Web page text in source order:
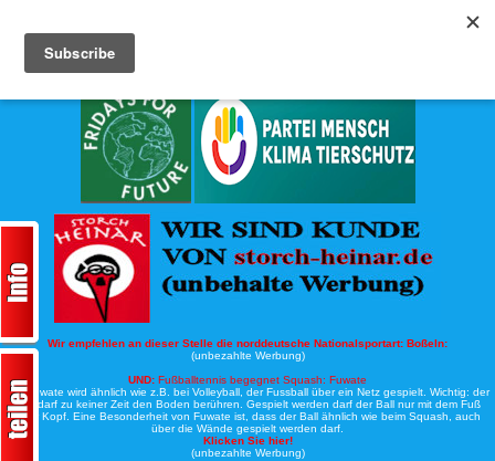
Wir empfehlen an dieser Stelle die norddeutsche Nationalsportart: Boßeln:
(unbezahlte Werbung)
UND: Fußballtennis begegnet Squash: Fuwate
Bei Fuwate wird ähnlich wie z.B. bei Volleyball, der Fussball über ein Netz gespielt. Wichtig: der
Ball darf zu keiner Zeit den Boden berühren. Gespielt werden darf der Ball nur mit dem Fuß
oder Kopf. Eine Besonderheit von Fuwate ist, dass der Ball ähnlich wie beim Squash, auch
über die Wände gespielt werden darf.
Klicken Sie hier!
(unbezahlte Werbung)